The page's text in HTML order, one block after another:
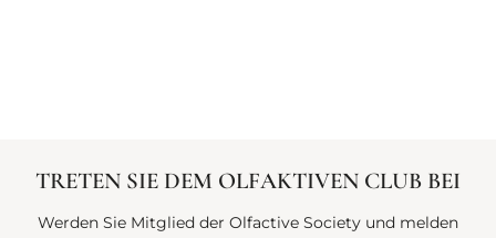
TRETEN SIE DEM OLFAKTIVEN CLUB BEI
Werden Sie Mitglied der Olfactive Society und melden